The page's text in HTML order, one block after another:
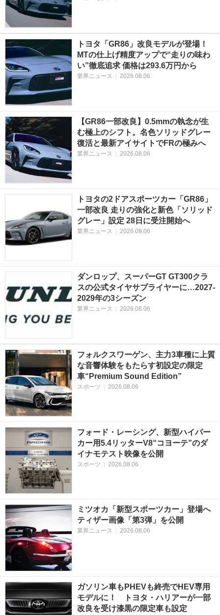
トヨタ「GR86」改良モデルが登場！
MTの仕上げ精度アップで“走りの味わ
い”徹底追求 価格は293.6万円から
業界ニュース | 2026.08.06
【GR86一部改良】0.5mmの執念が生
む極上のシフト。名色ソリッドグレー
復活と最新アイサイトでFRの極みへ
業界ニュース | 2026.08.06
トヨタの2ドアスポーツカー「GR86」
一部改良 走りの強化と新色「ソリッド
グレー」設定 28日に受注開始へ
業界ニュース | 2026.08.06
ダンロップ、スーパーGT GT300クラ
スの公式タイヤサプライヤーに…2027‐
2029年の3シーズン
業界ニュース | 2026.08.06
フォルクスワーゲン、主力3車種に上質
な音響体験をもたらす初設定の限定
車“Premium Sound Edition”
スポーツ | 2026.08.06
フォード・レーシング、新型ハイパー
カー用5.4リッターV8“コヨーテ”のダ
イナモテスト映像を公開
スポーツ | 2026.08.06
ミツオカ「新型スポーツカー」登場へ
ティザー画像「第3弾」を公開
業界ニュース 2026.08.06
ガソリン車もPHEVも終売でHEV専用
モデルに！ トヨタ・ハリアーが一部
改良を受け漆黒の限定車も設定